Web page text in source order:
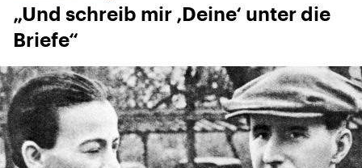
„Und schreib mir ‚Deine‘ unter die
Briefe“